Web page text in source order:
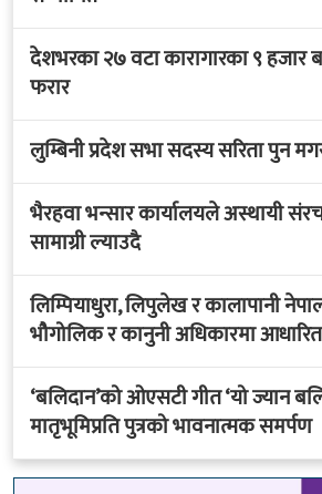
देशभरका २७ वटा कारागारका ९ हजार
फरार
लुम्बिनी प्रदेश सभा सदस्य सरिता पुन
भैरहवा भन्सार कार्यालयले अस्थायी
सामाग्री ल्याउदै
लिम्पियाधुरा, लिपुलेख र कालापानी
भौगोलिक र कानुनी अधिकारमा
‘बलिदान’को ओएसटी गीत ‘यो ज्यान
मातृभूमिप्रति पुत्रको भावनात्मक समर्पण